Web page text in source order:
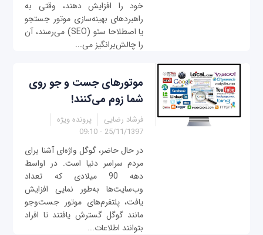
خود را افزایش دهند، وقتی به
راهبردهای بهینه‌سازی موتور جستجو
یا اصطلاحا سئو (SEO) می‌رسند، آن
را چالش‌برانگیز می‌...
موتورهای جست و جو روی
شما زوم می‌کنند!
فرشاد رضایی
پرونده ویژه
25/11/1397 - 09:10
در حال حاضر، گوگل واژه‌ای آشنا برای
مردم سراسر دنیا است. در اواسط
دهه 90 میلادی که تعداد
وب‌سایت‌ها به‌طور نمایی افزایش
یافت، پلتفرم‌های موتور جست‌وجو
مانند گوگل گسترش یافتند تا افراد
بتوانند اطلاعات...